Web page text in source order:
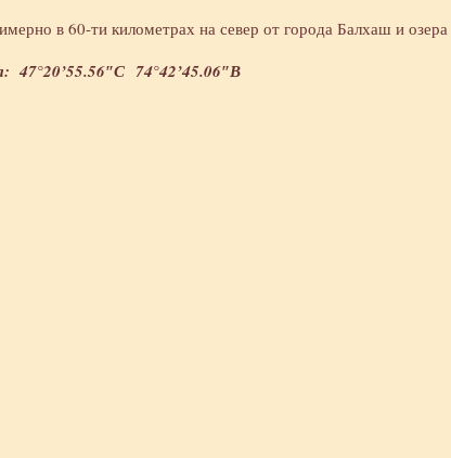
в 60-ти километрах на север от города Балхаш и озера
74°42’45.06″В